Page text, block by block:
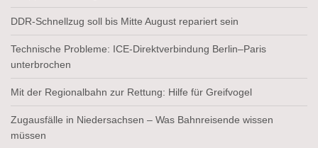
DDR-Schnellzug soll bis Mitte August repariert sein
Technische Probleme: ICE-Direktverbindung Berlin–Paris
unterbrochen
Mit der Regionalbahn zur Rettung: Hilfe für Greifvogel
Zugausfälle in Niedersachsen – Was Bahnreisende wissen
müssen